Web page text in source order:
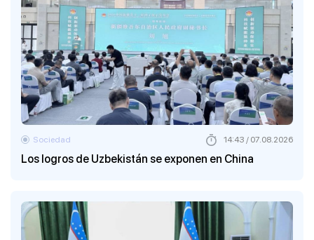
Los logros de Uzbekistán se exponen en China
Sociedad 14:43 / 07.08.2026